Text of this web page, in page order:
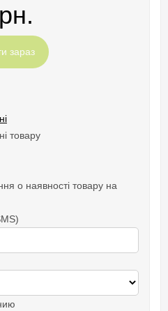
зараз
товару
о наявності товару на